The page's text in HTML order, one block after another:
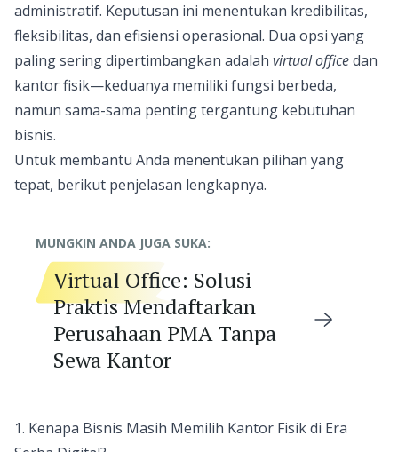
administratif. Keputusan ini menentukan kredibilitas,
fleksibilitas, dan efisiensi operasional. Dua opsi yang
paling sering dipertimbangkan adalah virtual officedan
kantor fisik—keduanya memiliki fungsi berbeda,
namun sama-sama penting tergantung kebutuhan
bisnis.
Untuk membantu Anda menentukan pilihan yang
tepat, berikut penjelasan lengkapnya.
MUNGKIN ANDA JUGA SUKA:
Virtual Office: Solusi
Praktis Mendaftarkan
Perusahaan PMA Tanpa
Sewa Kantor
1. Kenapa Bisnis Masih Memilih Kantor Fisik di Era